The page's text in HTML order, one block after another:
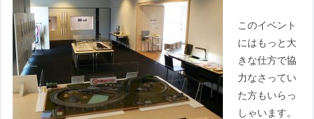
このイベント
にはもっと大
きな仕方で協
力なさってい
た方もいらっ
しゃいます。